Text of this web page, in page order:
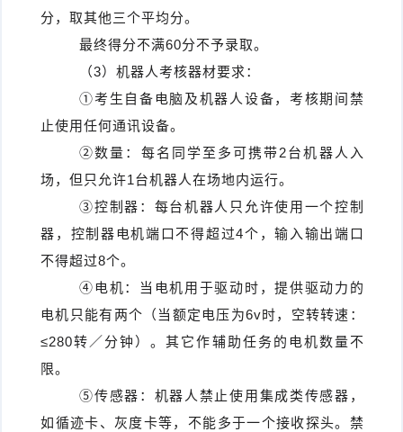
分，取其他三个平均分。
最终得分不满60分不予录取。
（3）机器人考核器材要求：
①考生自备电脑及机器人设备，考核期间禁
止使用任何通讯设备。
②数量：每名同学至多可携带2台机器人入
场，但只允许1台机器人在场地内运行。
③控制器：每台机器人只允许使用一个控制
器，控制器电机端口不得超过4个，输入输出端口
不得超过8个。
④电机：当电机用于驱动时，提供驱动力的
电机只能有两个（当额定电压为6v时，空转转速：
≤280转／分钟）。其它作辅助任务的电机数量不
限。
⑤传感器：机器人禁止使用集成类传感器，
如循迹卡、灰度卡等，不能多于一个接收探头。禁